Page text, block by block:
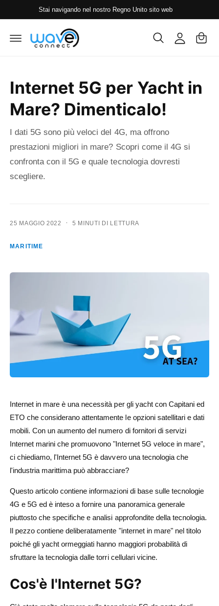
c
o
ti
Stai navigando nel nostro Regno Unito sito web
c
c
e
rr
Internet 5G per Yacht in
Mare? Dimenticalo!
I dati 5G sono più veloci del 4G, ma offrono
prestazioni migliori in mare? Scopri come il 4G si
confronta con il 5G e quale tecnologia dovresti
scegliere.
25 MAGGIO 2022 · 5 MINUTI DI LETTURA
MARITIME
Internet in mare è una necessità per gli yacht con Capitani ed
ETO che considerano attentamente le opzioni satellitari e dati
mobili. Con un aumento del numero di fornitori di servizi
Internet marini che promuovono "Internet 5G veloce in mare",
ci chiediamo, l'Internet 5G è davvero una tecnologia che
l'industria marittima può abbracciare?
Questo articolo contiene informazioni di base sulle tecnologie
4G e 5G ed è inteso a fornire una panoramica generale
piuttosto che specifiche e analisi approfondite della tecnologia.
Il pezzo contiene deliberatamente "internet in mare" nel titolo
poiché gli yacht ormeggiati hanno maggiori probabilità di
sfruttare la tecnologia dalle torri cellulari vicine.
Cos'è l'Internet 5G?